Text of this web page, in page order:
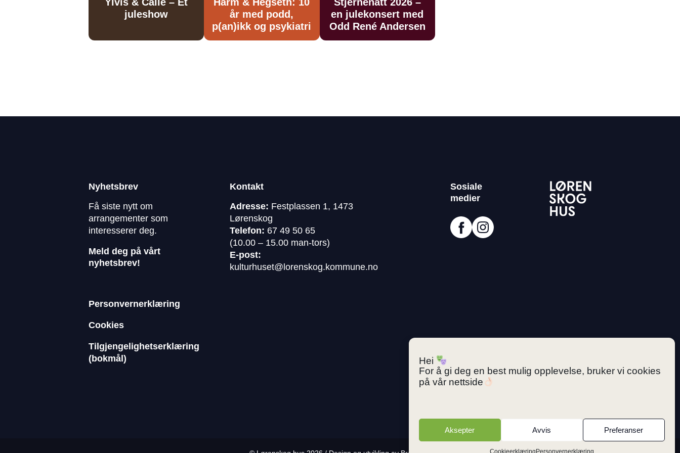
Hei
For å gi deg en best mulig opplevelse, bruker vi cookies
på vår nettside
Aksepter Avvis Preferanser
Cookieerklæring Personvernerklæring
juleshow
år med podd,
p(an)ikk og psykiatri
en julekonsert med
Odd René Andersen
Nyhetsbrev
Få siste nytt om
arrangementer som
interesserer deg.
Meld deg på vårt
nyhetsbrev!
Personvernerklæring
Cookies
Tilgjengelighetserklæring
(bokmål)
Kontakt
Adresse: Festplassen 1, 1473
Lørenskog
Telefon: 67 49 50 65
(10.00 – 15.00 man-tors)
E-post:
kulturhuset@lorenskog.kommune.no
Sosiale
medier